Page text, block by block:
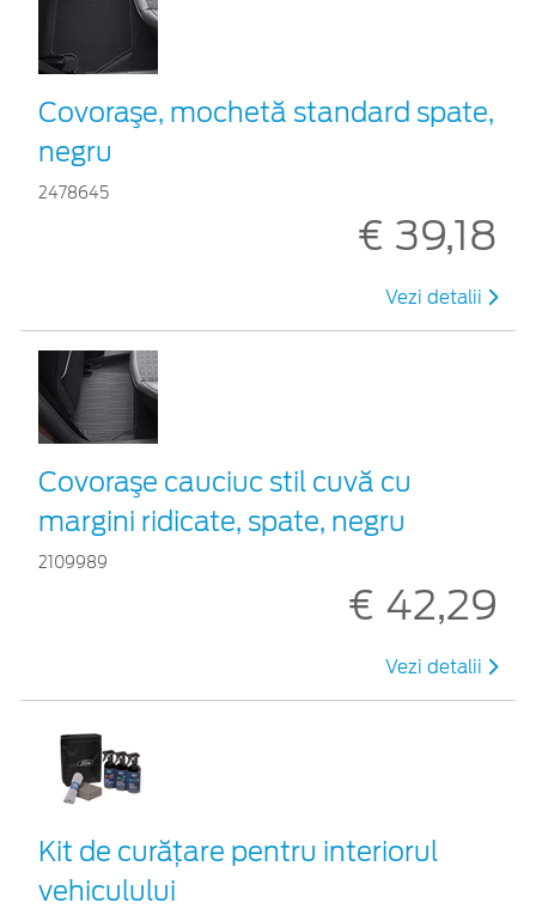
Covoraşe, mochetă standard spate,
negru
2478645
€ 39,18
Vezi detalii
Covoraşe cauciuc stil cuvă cu
margini ridicate, spate, negru
2109989
€ 42,29
Vezi detalii
Kit de curățare pentru interiorul
vehiculului